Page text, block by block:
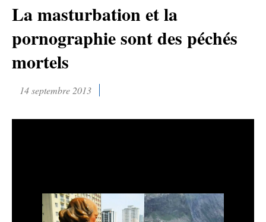
La masturbation et la
pornographie sont des péchés
mortels
14 septembre 2013